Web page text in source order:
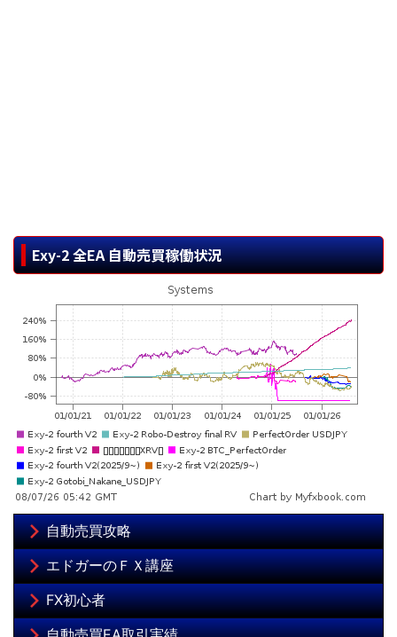
Exy-2 全EA 自動売買稼働状況
自動売買攻略
エドガーのＦＸ講座
FX初心者